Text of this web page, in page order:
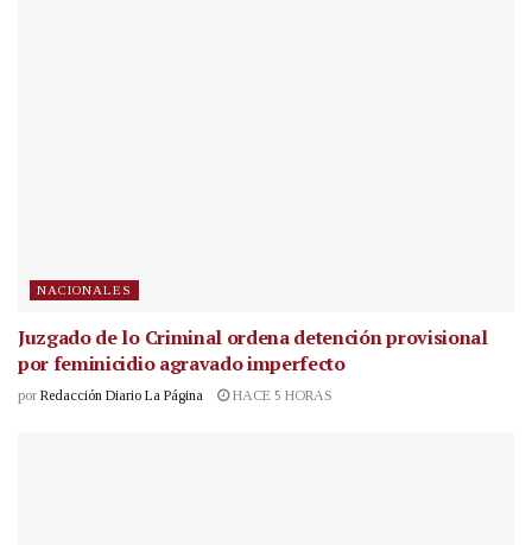
NACIONALES
Juzgado de lo Criminal ordena detención provisional
por feminicidio agravado imperfecto
por Redacción Diario La Página HACE 5 HORAS